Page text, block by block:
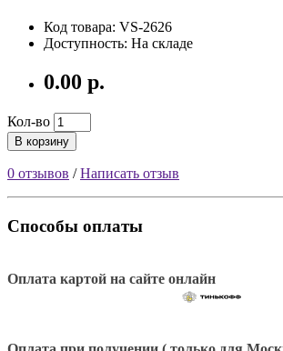
Код товара: VS-2626
Доступность: На складе
0.00 р.
Кол-во
В корзину
0 отзывов /Написать отзыв
Способы оплаты
Оплата картой на сайте онлайн